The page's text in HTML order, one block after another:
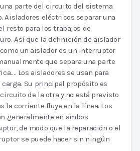
parte del circuito del sistema
Aisladores eléctricos separar una
resto para los trabajos de
Así que la definición de aislador
un aislador es un interruptor
que separa una parte
Los aisladores se usan para
Su principal propósito es
de la otra y no está previsto
la corriente fluye en la línea. Los
generalmente en ambos
de modo que la reparación o el
se puede hacer sin ningún